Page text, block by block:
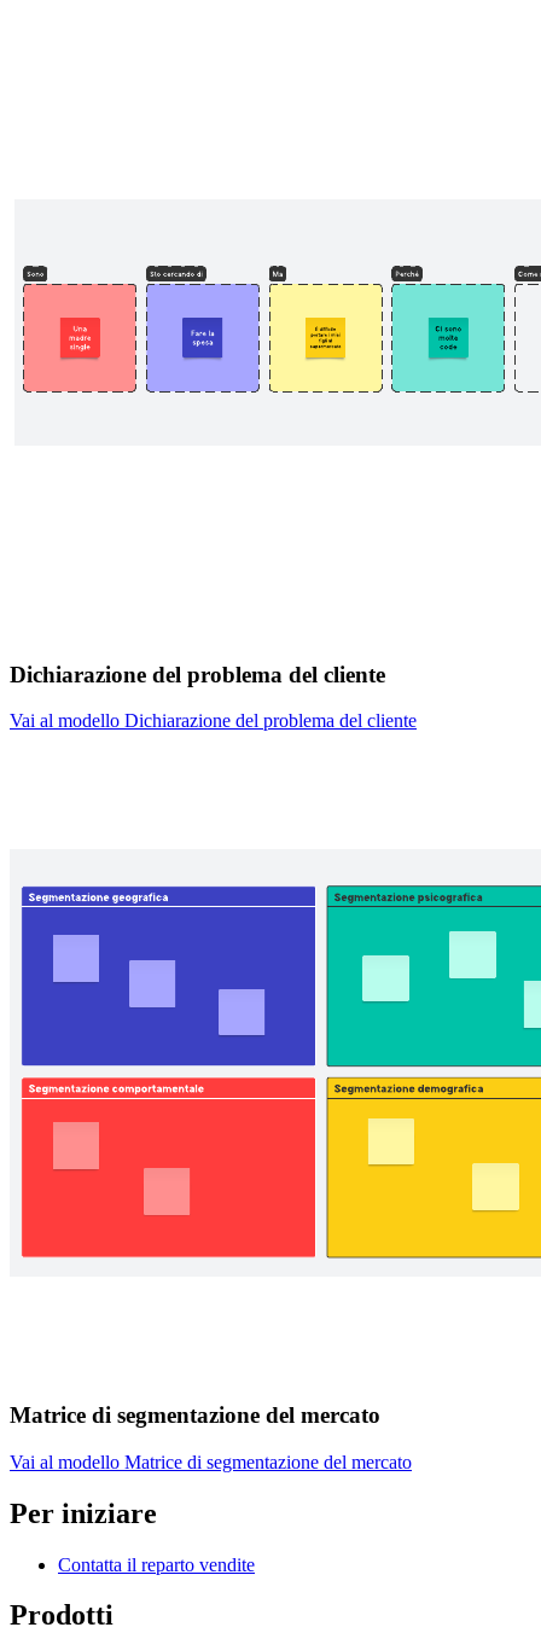
Dichiarazione del problema del cliente
Vai al modello Dichiarazione del problema del cliente
Matrice di segmentazione del mercato
Vai al modello Matrice di segmentazione del mercato
Per iniziare
Contatta il reparto vendite
Prodotti